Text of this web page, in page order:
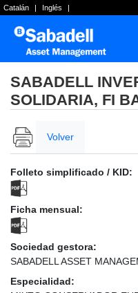
Catalán | Inglés |
SABADELL
SOLIDARIA, FI
Volver
Folleto simplificado / KID:
Ficha mensual:
Sociedad gestora:
SABADELL ASSET
Especialidad: